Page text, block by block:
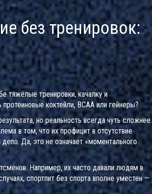
без тренировок:
тяжёлые тренировки, качалку и
коктейли, BCAA или гейнеры?
но реальность всегда чуть сложнее.
в том, что их профицит в отсутствие
Да, это не означает «моментального
Например, их часто давали людям в
спортпит без спорта вполне уместен —